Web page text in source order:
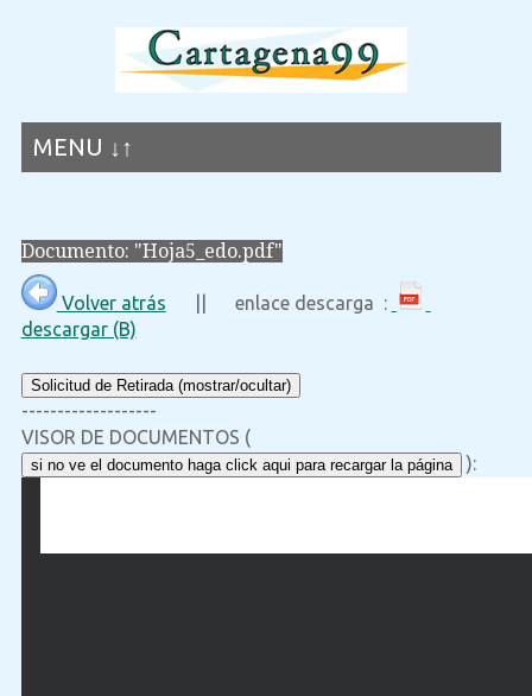
MENU ↓↑
Documento: "Hoja5_edo.pdf"
Volver atrás || enlace descarga :
descargar (B)
Solicitud de Retirada (mostrar/ocultar)
-------------------
VISOR DE DOCUMENTOS (
si no ve el documento haga click aqui para recargar la página ):